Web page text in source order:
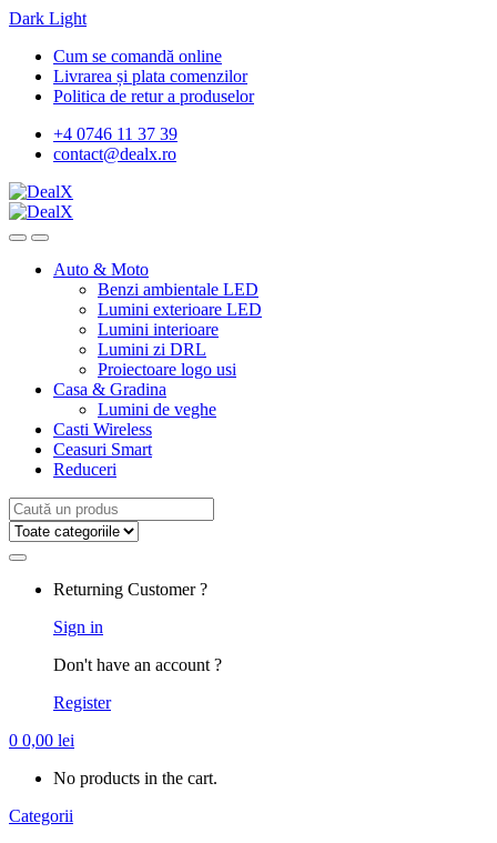
Dark Light
Skip
navigation
Skip
content
Cum se comandă online
Livrarea și plata comenzilor
Politica de retur a produselor
+4 0746 11 37 39
contact@dealx.ro
Auto & Moto
Benzi ambientale LED
Lumini exterioare LED
Lumini interioare
Lumini zi DRL
Proiectoare logo usi
Casa & Gradina
Lumini de veghe
Casti Wireless
Ceasuri Smart
Reduceri
Search
for:
Returning Customer ?
Sign in
Don't have an account ?
Register
0 0,00 lei
No products in the cart.
Categorii